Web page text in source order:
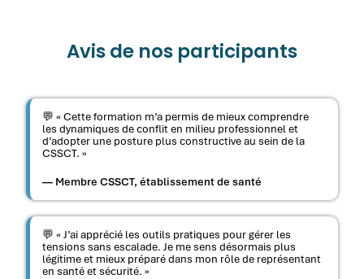
Avis de nos participants
💬 « Cette formation m’a permis de mieux comprendre
les dynamiques de conflit en milieu professionnel et
d’adopter une posture plus constructive au sein de la
CSSCT. »
— Membre CSSCT, établissement de santé
💬 « J’ai apprécié les outils pratiques pour gérer les
tensions sans escalade. Je me sens désormais plus
légitime et mieux préparé dans mon rôle de représentant
en santé et sécurité. »